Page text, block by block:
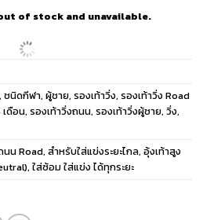
of stock and unavailable.
, ชนิดกีฬา, ผู้ชาย, รองเท้าวิ่ง, รองเท้าวิ่ง Road
เดือน, รองเท้าวิ่งถนน, รองเท้าวิ่งผู้ชาย, วิ่ง,
นน Road, สำหรับใส่แข่งระยะไกล, อุ้งเท้าสูง
, ใส่ซ้อม ใส่แข่ง ได้ทุกระยะ